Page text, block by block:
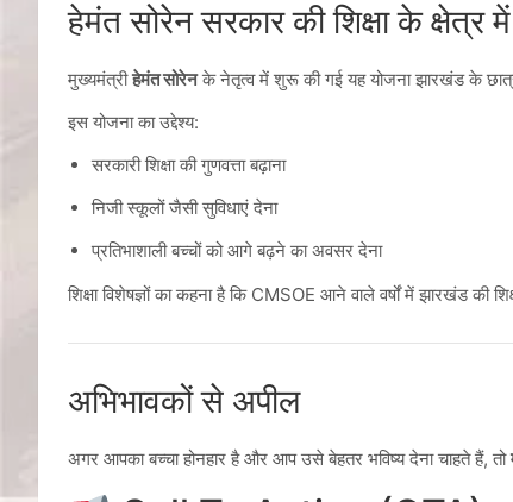
हेमंत सोरेन सरकार की शिक्षा के क्षेत्र
मुख्यमंत्रीहेमंत सोरेनके नेतृत्व में शुरू की गई यह योजना झारखंड के
इस योजना का उद्देश्य:
सरकारी शिक्षा की गुणवत्ता बढ़ाना
निजी स्कूलों जैसी सुविधाएं देना
प्रतिभाशाली बच्चों को आगे बढ़ने का अवसर देना
शिक्षा विशेषज्ञों का कहना है कि CMSOE आने वाले वर्षों में झारखंड की
अभिभावकों से अपील
अगर आपका बच्चा होनहार है और आप उसे बेहतर भविष्य देना चाहते हैं, तो